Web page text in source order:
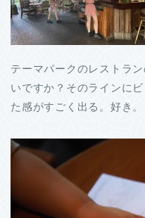
テーマパークのレストラ
いですか？そのラインに
た感がすごく出る。好き。